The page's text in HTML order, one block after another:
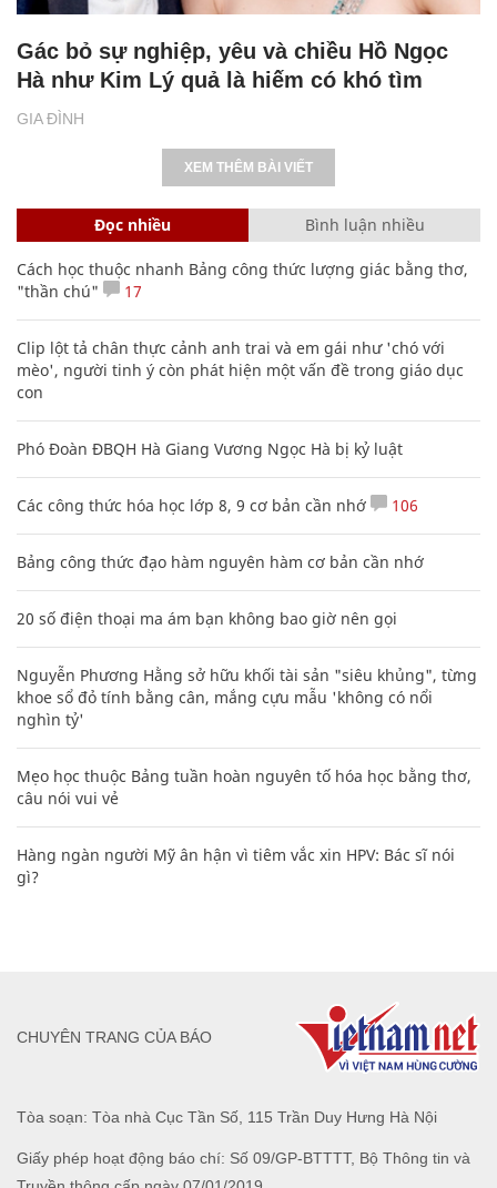
GIA ĐÌNH
Gác bỏ sự nghiệp, yêu và chiều Hồ Ngọc
Hà như Kim Lý quả là hiếm có khó tìm
XEM THÊM BÀI VIẾT
Đọc nhiều Bình luận nhiều
Cách học thuộc nhanh Bảng công thức lượng giác bằng thơ,
"thần chú"
17
Clip lột tả chân thực cảnh anh trai và em gái như 'chó với
mèo', người tinh ý còn phát hiện một vấn đề trong giáo dục
con
Phó Đoàn ĐBQH Hà Giang Vương Ngọc Hà bị kỷ luật
Các công thức hóa học lớp 8, 9 cơ bản cần nhớ 106
Bảng công thức đạo hàm nguyên hàm cơ bản cần nhớ
20 số điện thoại ma ám bạn không bao giờ nên gọi
Nguyễn Phương Hằng sở hữu khối tài sản "siêu khủng", từng
khoe sổ đỏ tính bằng cân, mắng cựu mẫu 'không có nổi
nghìn tỷ'
Mẹo học thuộc Bảng tuần hoàn nguyên tố hóa học bằng thơ,
câu nói vui vẻ
Hàng ngàn người Mỹ ân hận vì tiêm vắc xin HPV: Bác sĩ nói
gì?
Tòa soạn: Tòa nhà Cục Tần Số, 115 Trần Duy Hưng Hà Nội
Giấy phép hoạt động báo chí: Số 09/GP-BTTTT, Bộ Thông tin và
CHUYÊN TRANG CỦA BÁO